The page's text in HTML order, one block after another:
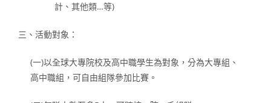
計、其他類…等)
三、活動對象：
(一)以全球大專院校及高中職學生為對象，分為大專組、
高中職組，可自由組隊參加比賽。